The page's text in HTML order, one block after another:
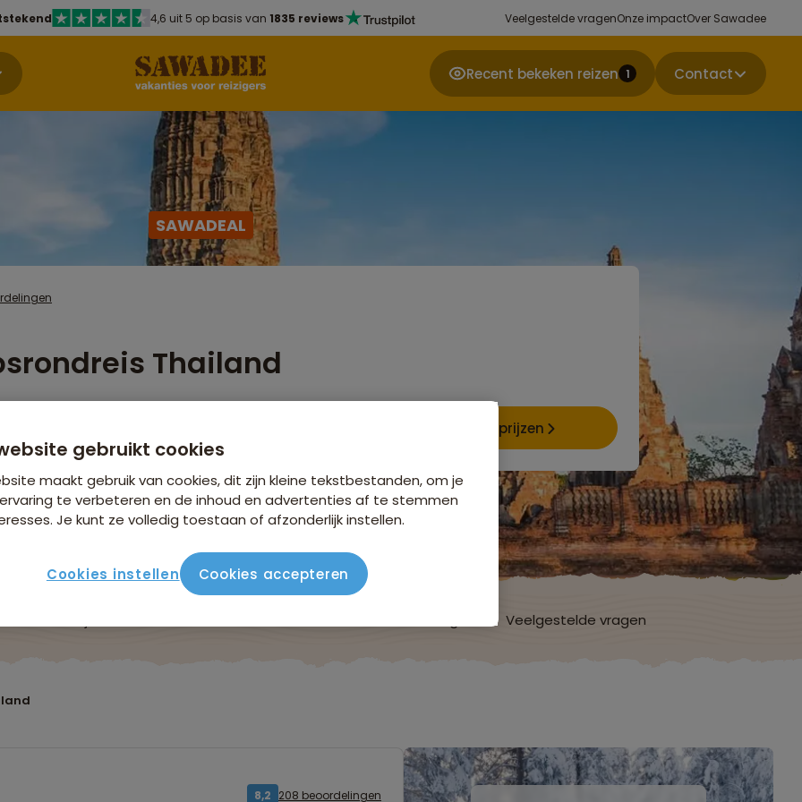
4,6 uit 5 op basis van 1835 reviews Veelgestelde vragenOnze impactOver Sawadee
Recent bekeken reizen 1 Contact
SAWADEAL
Thailand
€26,25 p.p. op basis van 2 personen
Data & prijzen
Veelgestelde vragen
8,2 208 beoordelingen
gebruikt cookies
maakt gebruik van cookies, dit zijn kleine tekstbestanden, om je
te verbeteren en de inhoud en advertenties af te stemmen
Je kunt ze volledig toestaan of afzonderlijk instellen.
Cookies instellen Cookies accepteren